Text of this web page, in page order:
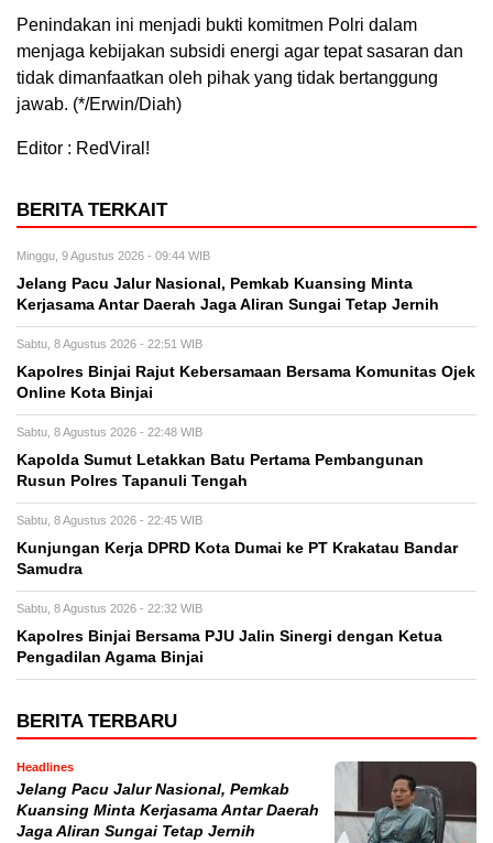
Penindakan ini menjadi bukti komitmen Polri dalam
menjaga kebijakan subsidi energi agar tepat sasaran dan
tidak dimanfaatkan oleh pihak yang tidak bertanggung
jawab. (*/Erwin/Diah)
Editor : RedViral!
BERITA TERKAIT
Minggu, 9 Agustus 2026 - 09:44 WIB
Jelang Pacu Jalur Nasional, Pemkab Kuansing Minta
Kerjasama Antar Daerah Jaga Aliran Sungai Tetap Jernih
Sabtu, 8 Agustus 2026 - 22:51 WIB
Kapolres Binjai Rajut Kebersamaan Bersama Komunitas Ojek
Online Kota Binjai
Sabtu, 8 Agustus 2026 - 22:48 WIB
Kapolda Sumut Letakkan Batu Pertama Pembangunan
Rusun Polres Tapanuli Tengah
Sabtu, 8 Agustus 2026 - 22:45 WIB
Kunjungan Kerja DPRD Kota Dumai ke PT Krakatau Bandar
Samudra
Sabtu, 8 Agustus 2026 - 22:32 WIB
Kapolres Binjai Bersama PJU Jalin Sinergi dengan Ketua
Pengadilan Agama Binjai
BERITA TERBARU
Headlines
Jelang Pacu Jalur Nasional, Pemkab
Kuansing Minta Kerjasama Antar Daerah
Jaga Aliran Sungai Tetap Jernih